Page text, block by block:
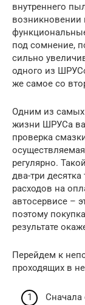
внутреннего
возникновении
под сомнение,
сильно
одного из
же самое со
Одним из
жизни ШРУСа
проверка
регулярно.
два-три
расходов на
автосервисе –
поэтому
результате
Перейдем к
проходящих в
Сначала